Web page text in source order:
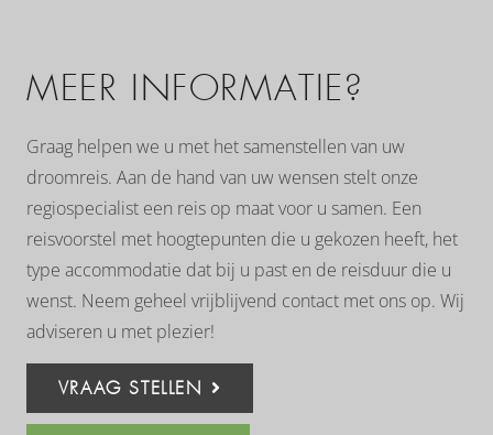
MEER INFORMATIE?
Graag helpen we u met het samenstellen van uw
droomreis. Aan de hand van uw wensen stelt onze
regiospecialist een reis op maat voor u samen. Een
reisvoorstel met hoogtepunten die u gekozen heeft, het
type accommodatie dat bij u past en de reisduur die u
wenst. Neem geheel vrijblijvend contact met ons op. Wij
adviseren u met plezier!
VRAAG STELLEN